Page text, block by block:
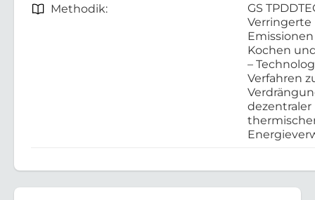
Methodik:
GS
Verringerte
Kochen
–
Verfahren
dezentraler